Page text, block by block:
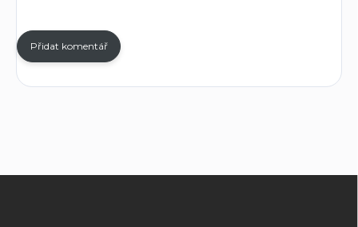
Přidat komentář